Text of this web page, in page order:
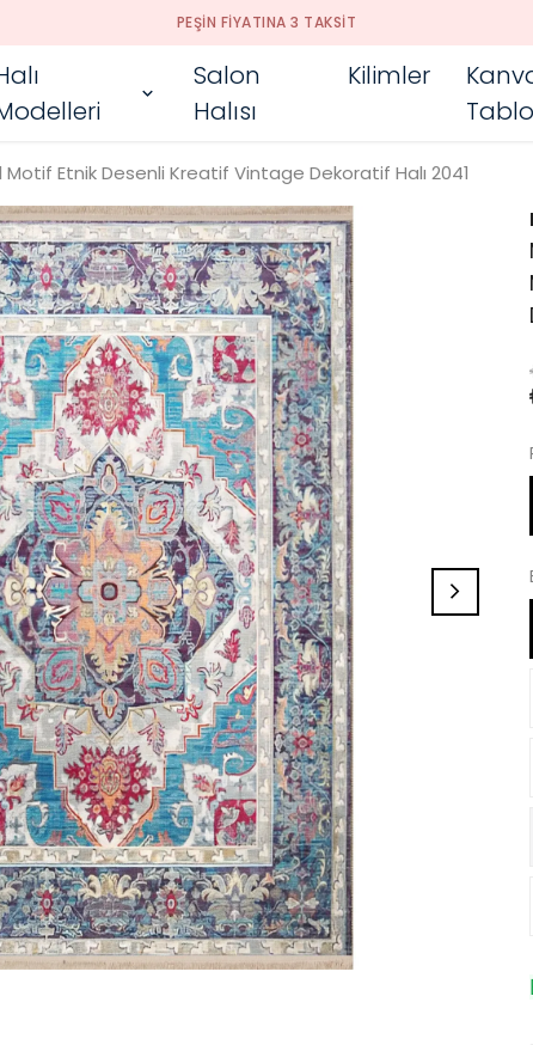
PEŞIN FIYATINA 3 TAKSIT
Salon
Halısı
Kilimler
Motif Etnik Desenli Kreatif Vintage Dekoratif Halı 2041